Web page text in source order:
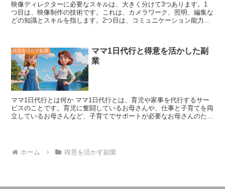
映像ディレクターに必要なスキルは、大きく分けて3つあります。1
つ目は、映像制作の技術です。これは、カメラワーク、照明、編集な
どの知識とスキルを指します。2つ目は、コミュニケーション能力で
す。映像ディレクターは、映像作品を企画し、形にする必要がありま
す。そのため、企画力と創造力が求められます。
得意を活かす副業
ママ1日代行と得意を活かした副
業
ママ1日代行とは何か ママ1日代行とは、育児や家事を代行するサー
ビスのことです。育児に奮闘しているお母さんや、仕事と子育てを両
立しているお母さんなど、子育てでサポートが必要なお母さんのため
対応している代行業者もあります。
ホーム 得意を活かす副業